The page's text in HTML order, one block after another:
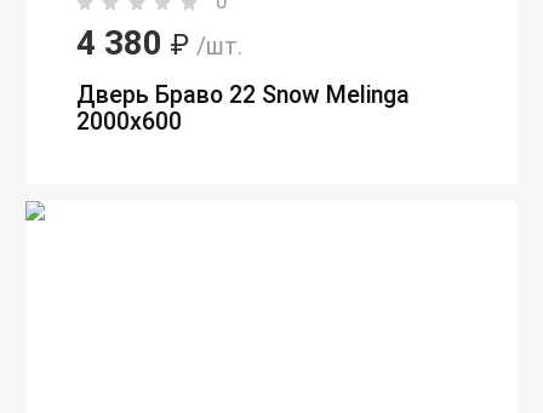
4 380 ₽ /шт.
Дверь Браво 22 Snow Melinga
2000х600